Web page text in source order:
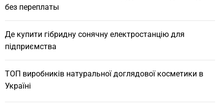
без переплаты
Де купити гібридну сонячну електростанцію для
підприємства
ТОП виробників натуральної доглядової косметики в
Україні